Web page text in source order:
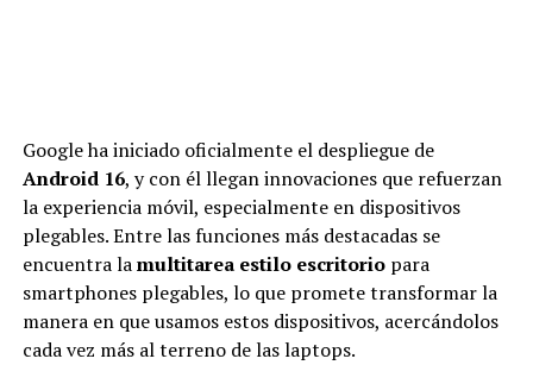
Google ha iniciado oficialmente el despliegue de
Android 16, y con él llegan innovaciones que refuerzan
la experiencia móvil, especialmente en dispositivos
plegables. Entre las funciones más destacadas se
encuentra lamultitarea estilo escritoriopara
smartphones plegables, lo que promete transformar la
manera en que usamos estos dispositivos, acercándolos
cada vez más al terreno de las laptops.